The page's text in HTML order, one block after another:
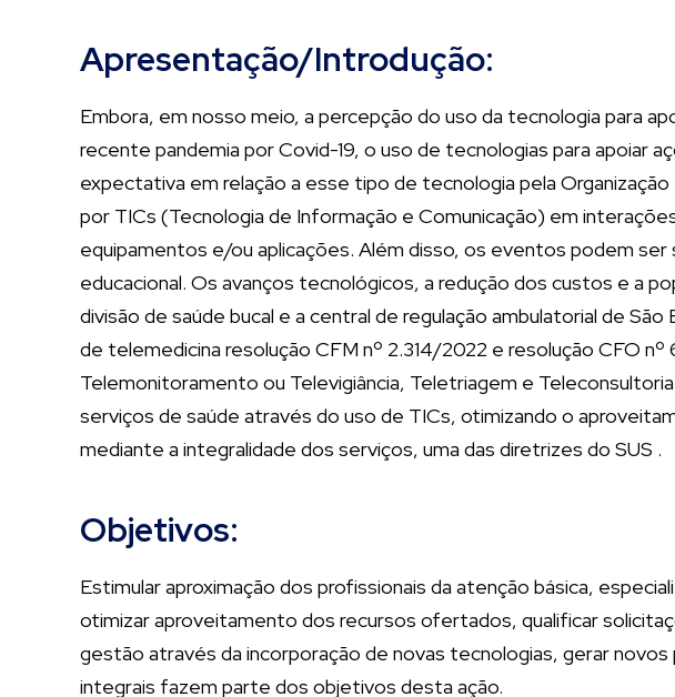
Apresentação/Introdução:
Embora, em nosso meio, a percepção do uso da tecnologia para
recente pandemia por Covid-19, o uso de tecnologias para apoiar
expectativa em relação a esse tipo de tecnologia pela
por TICs (Tecnologia de Informação e Comunicação) em
equipamentos e/ou aplicações. Além disso, os eventos podem
educacional. Os avanços tecnológicos, a redução dos custos e a
divisão de saúde bucal e a central de regulação ambulatorial de
de telemedicina resolução CFM nº 2.314/2022 e resolução CFO
Telemonitoramento ou Televigiância, Teletriagem e
serviços de saúde através do uso de TICs, otimizando o
mediante a integralidade dos serviços, uma das diretrizes do SUS .
Objetivos:
Estimular aproximação dos profissionais da atenção básica,
otimizar aproveitamento dos recursos ofertados, qualificar
gestão através da incorporação de novas tecnologias, gerar
integrais fazem parte dos objetivos desta ação.